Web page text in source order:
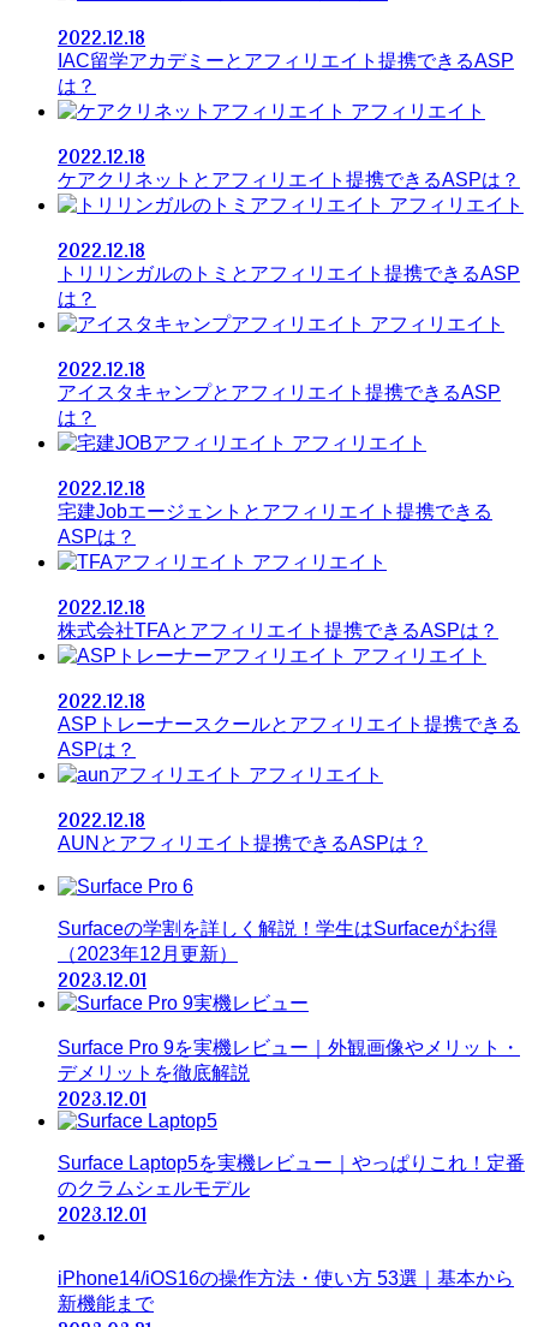
2022.12.18
IAC留学アカデミーとアフィリエイト提携できるASP
は？
アフィリエイト
2022.12.18
ケアクリネットとアフィリエイト提携できるASPは？
アフィリエイト
2022.12.18
トリリンガルのトミとアフィリエイト提携できるASP
は？
アフィリエイト
2022.12.18
アイスタキャンプとアフィリエイト提携できるASP
は？
アフィリエイト
2022.12.18
宅建Jobエージェントとアフィリエイト提携できる
ASPは？
アフィリエイト
2022.12.18
株式会社TFAとアフィリエイト提携できるASPは？
アフィリエイト
2022.12.18
ASPトレーナースクールとアフィリエイト提携できる
ASPは？
アフィリエイト
2022.12.18
AUNとアフィリエイト提携できるASPは？
Surfaceの学割を詳しく解説！学生はSurfaceがお得
（2023年12月更新）
2023.12.01
Surface Pro 9を実機レビュー｜外観画像やメリット・
デメリットを徹底解説
2023.12.01
Surface Laptop5を実機レビュー｜やっぱりこれ！定番
のクラムシェルモデル
2023.12.01
iPhone14/iOS16の操作方法・使い方 53選｜基本から
新機能まで